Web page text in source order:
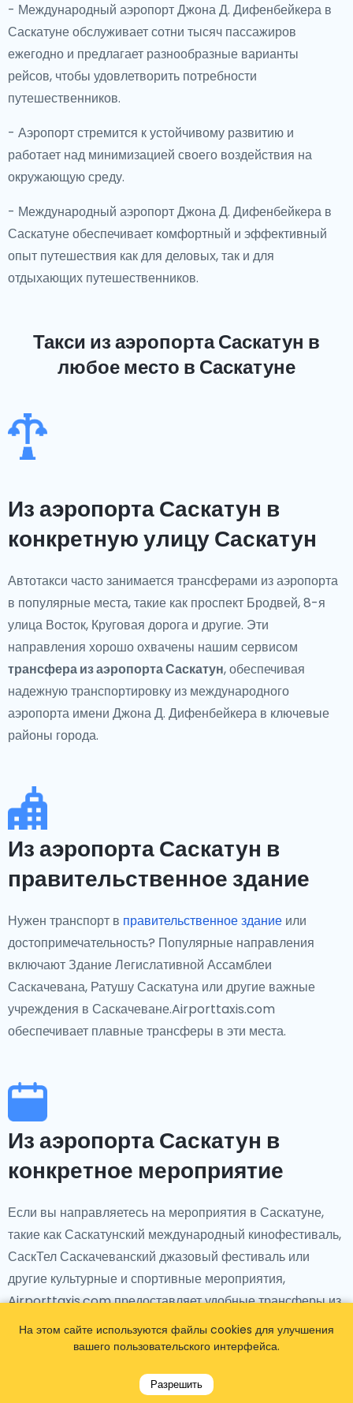
- Международный аэропорт Джона Д. Дифенбейкера в
Саскатуне обслуживает сотни тысяч пассажиров
ежегодно и предлагает разнообразные варианты
рейсов, чтобы удовлетворить потребности
путешественников.
- Аэропорт стремится к устойчивому развитию и
работает над минимизацией своего воздействия на
окружающую среду.
- Международный аэропорт Джона Д. Дифенбейкера в
Саскатуне обеспечивает комфортный и эффективный
опыт путешествия как для деловых, так и для
отдыхающих путешественников.
Такси из аэропорта Саскатун в
любое место в Саскатуне
Из аэропорта Саскатун в
конкретную улицу Саскатун
Автотакси часто занимается трансферами из аэропорта
в популярные места, такие как проспект Бродвей, 8-я
улица Восток, Круговая дорога и другие. Эти
направления хорошо охвачены нашим сервисом
трансфера из аэропорта Саскатун, обеспечивая
надежную транспортировку из международного
аэропорта имени Джона Д. Дифенбейкера в ключевые
районы города.
Из аэропорта Саскатун в
правительственное здание
Нужен транспорт в правительственное здание или
достопримечательность? Популярные направления
включают Здание Легислативной Ассамблеи
Саскачевана, Ратушу Саскатуна или другие важные
учреждения в Саскачеване.Airporttaxis.com
обеспечивает плавные трансферы в эти места.
Из аэропорта Саскатун в
конкретное мероприятие
Если вы направляетесь на мероприятия в Саскатуне,
такие как Саскатунский международный кинофестиваль,
СаскТел Саскачеванский джазовый фестиваль или
другие культурные и спортивные мероприятия,
Airporttaxis.com предоставляет удобные трансферы из
международного аэропорта имени Джона Д.
Дифенбейкера в Саскатуне до выбранного вами места.
На этом сайте используются файлы cookies для улучшения
вашего пользовательского интерфейса.
Разрешить